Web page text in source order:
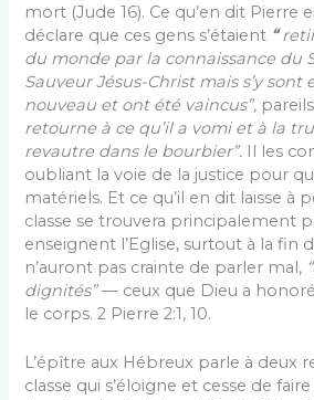
mort (Jude 16). Ce qu’en dit Pierre
déclare que ces gens s’étaient “
du monde par la connaissance du
Sauveur Jésus-Christ mais s’y sont
nouveau et ont été vaincus”,
retourne à ce qu’il a vomi et à la
revautre dans le bourbier”. Il les
oubliant la voie de la justice pour
matériels. Et ce qu’il en dit laisse à
classe se trouvera principalement
enseignent l’Eglise, surtout à la fin
n’auront pas crainte de parler mal,
dignités”— ceux que Dieu a
le corps. 2 Pierre 2:1, 10.
L’épître aux Hébreux parle à deux
classe qui s’éloigne et cesse de